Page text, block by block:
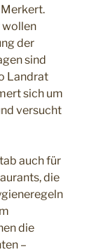
wollen
der
sind
Landrat
sich um
versucht
auch für
die
die
–